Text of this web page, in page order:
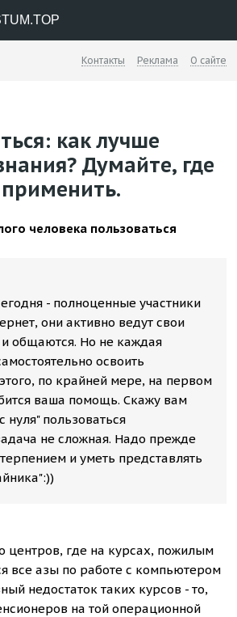
Контакты Реклама О сайте
как лучше
Думайте, где
человека пользоваться
- полноценные участники
они активно ведут свои
общаются. Но не каждая
освоить
по крайней мере, на первом
ваша помощь. Cкажу вам
нуля" пользоваться
не сложная. Надо прежде
и уметь представлять
центров, где на курсах, пожилым
все азы по работе с компьютером
недостаток таких курсов - то,
на той операционной